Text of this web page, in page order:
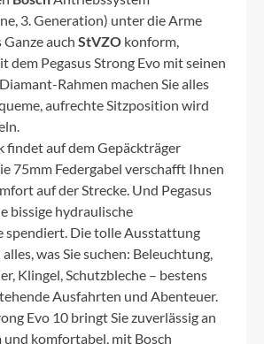
3. Generation) unter die Arme
auch StVZO konform,
dem Pegasus Strong Evo mit seinen
Rahmen machen Sie alles
aufrechte Sitzposition wird
findet auf dem Gepäckträger
75mm Federgabel verschafft Ihnen
auf der Strecke. Und Pegasus
bissige hydraulische
spendiert. Die tolle Ausstattung
was Sie suchen: Beleuchtung,
Klingel, Schutzbleche – bestens
Ausfahrten und Abenteuer.
Evo 10 bringt Sie zuverlässig an
und komfortabel, mit Bosch